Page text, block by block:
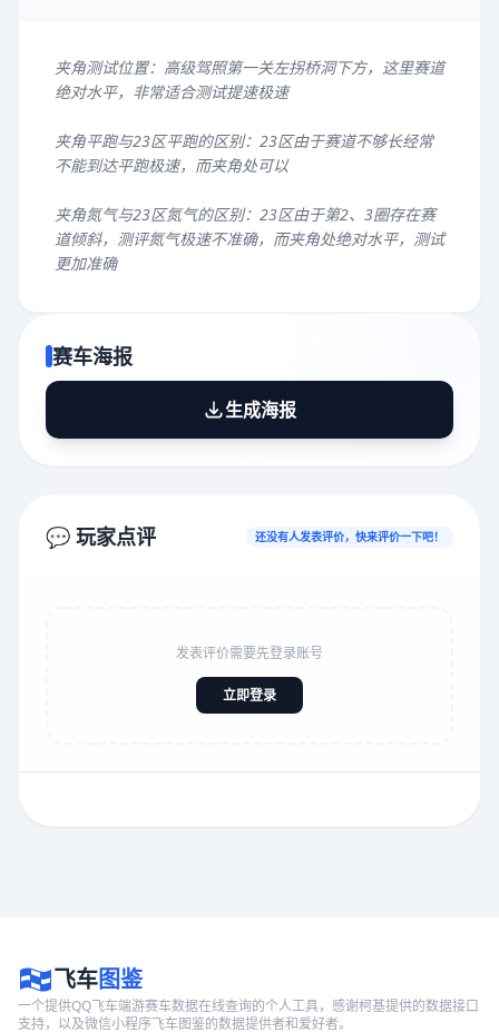
夹角测试位置：高级驾照第一关左拐桥洞下方，这里赛道
绝对水平，非常适合测试提速极速
夹角平跑与23区平跑的区别：23区由于赛道不够长经常
不能到达平跑极速，而夹角处可以
夹角氮气与23区氮气的区别：23区由于第2、3圈存在赛
道倾斜，测评氮气极速不准确，而夹角处绝对水平，测试
更加准确
赛车海报
生成海报
💬 玩家点评 还没有人发表评价，快来评价一下吧！
发表评价需要先登录账号
立即登录
飞车图鉴
一个提供QQ飞车端游赛车数据在线查询的个人工具，感谢柯基提供的数据接口
支持，以及微信小程序飞车图鉴的数据提供者和爱好者。